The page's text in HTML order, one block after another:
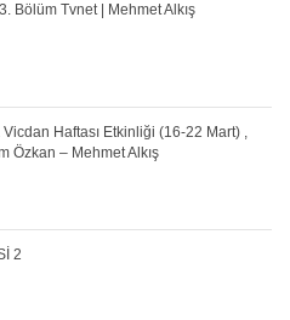
Bölüm Tvnet | Mehmet Alkış
Haftası Etkinliği (16-22 Mart) ,
Özkan – Mehmet Alkış
2